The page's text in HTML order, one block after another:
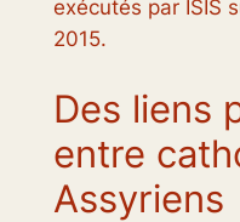
exécutés par ISIS
2015.
Des liens
entre
Assyriens